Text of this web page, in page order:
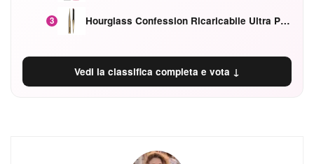
3 Hourglass Confession Ricaricabile Ultra Preciso Ad Alta Intensità Secretly Classic Red
Vedi la classifica completa e vota ↓